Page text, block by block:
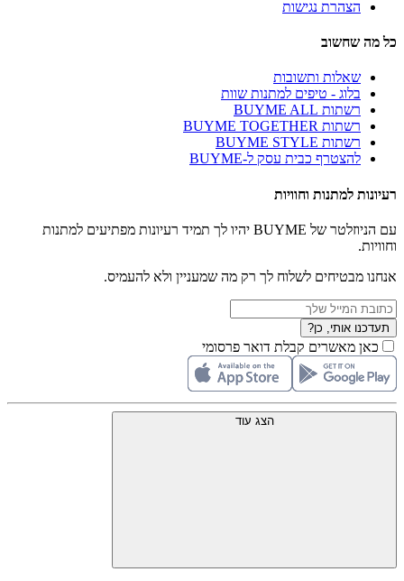
הצהרת נגישות
כל מה שחשוב
שאלות ותשובות
בלוג - טיפים למתנות שוות
רשתות BUYME ALL
רשתות BUYME TOGETHER
רשתות BUYME STYLE
להצטרף כבית עסק ל-BUYME
רעיונות למתנות וחוויות
עם הניוזלטר של BUYME יהיו לך תמיד רעיונות מפתיעים למתנות
וחוויות.
אנחנו מבטיחים לשלוח לך רק מה שמעניין ולא להעמיס.
תעדכנו אותי, כן?
כאן מאשרים קבלת דואר פרסומי
הצג עוד